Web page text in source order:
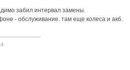
забил интервал замены.
- обслуживание. там еще колеса и акб.